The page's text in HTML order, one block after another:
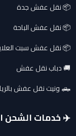
📦 نقل عفش جدة
📦 نقل عفش الباحة
📦 نقل عفش سبت
🚚 دباب نقل عفش
🛻 ونيت نقل عفش بالرياض
✈️ خدمات الشحن